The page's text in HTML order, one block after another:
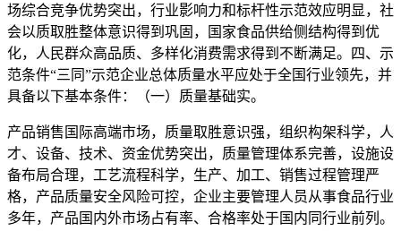
场综合竞争优势突出，行业影响力和标杆性示范效应明显，社
会以质取胜整体意识得到巩固，国家食品供给侧结构得到优
化，人民群众高品质、多样化消费需求得到不断满足。四、示
范条件“三同”示范企业总体质量水平应处于全国行业领先，并
具备以下基本条件：（一）质量基础实。
产品销售国际高端市场，质量取胜意识强，组织构架科学，人
才、设备、技术、资金优势突出，质量管理体系完善，设施设
备布局合理，工艺流程科学，生产、加工、销售过程管理严
格，产品质量安全风险可控，企业主要管理人员从事食品行业
多年，产品国内外市场占有率、合格率处于国内同行业前列。